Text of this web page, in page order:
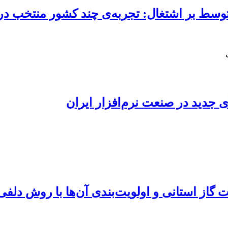
بر اشتغال: تجربه‌ی چند کشور منتخب
جدید در صنعت نرم‌افزار ایران
گاز استانی و اولویت‌بندی آن‌ها با روش